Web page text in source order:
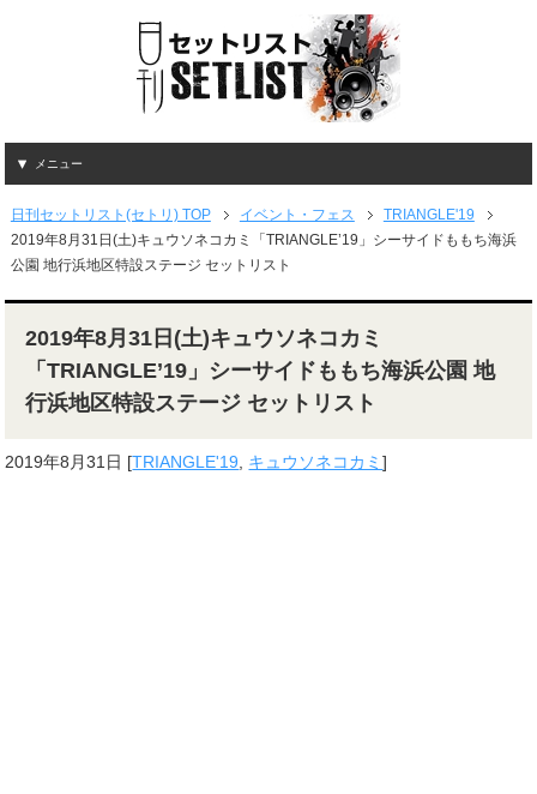
メニュー
日刊セットリスト(セトリ) TOP イベント・フェス
TRIANGLE'19
2019年8月31日(土)キュウソネコカミ「TRIANGLE’19」シーサイドももち海浜
公園 地行浜地区特設ステージ セットリスト
2019年8月31日(土)キュウソネコカミ
「TRIANGLE’19」シーサイドももち海浜公園 地
行浜地区特設ステージ セットリスト
2019年8月31日 [TRIANGLE'19, キュウソネコカミ]